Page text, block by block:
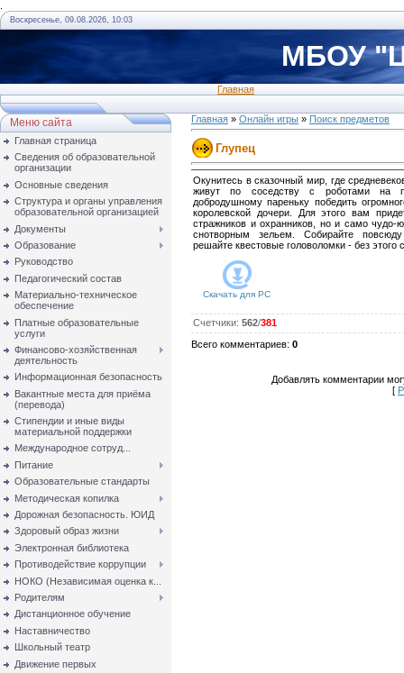
Воскресенье, 09.08.2026, 10:03
МБОУ
Главная
Меню сайта
Главная страница
Сведения об образовательной
организации
Основные сведения
Структура и органы управления
образовательной организацией
Документы
Образование
Руководство
Педагогический состав
Материально-техническое
обеспечение
Платные образовательные
услуги
Финансово-хозяйственная
деятельность
Информационная безопасность
Вакантные места для приёма
(перевода)
Стипендии и иные виды
материальной поддержки
Международное сотруд...
Питание
Образовательные стандарты
Методическая копилка
Дорожная безопасность. ЮИД
Здоровый образ жизни
Электронная библиотека
Противодействие коррупции
НОКО (Независимая оценка к...
Родителям
Дистанционное обучение
Наставничество
Школьный театр
Движение первых
Главная » Онлайн игры » Поиск предметов
Глупец
Окунитесь в сказочный мир, где
живут по соседству с роботами на
добродушному пареньку победить
королевской дочери. Для этого вам
стражников и охранников, но и само чудо-
снотворным зельем. Собирайте
решайте квестовые головоломки - без
Скачать для PC
Счетчики: 562/381
Всего комментариев: 0
Добавлять комментарии
[